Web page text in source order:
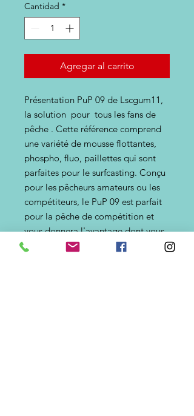
Cantidad *
Agregar al carrito
Présentation PuP 09 de Lscgum11,
la solution pour tous les fans de
pêche . Cette référence comprend
une variété de mousse flottantes,
phospho, fluo, paillettes qui sont
parfaites pour le surfcasting. Conçu
pour les pêcheurs amateurs ou les
compétiteurs, le PuP 09 est parfait
pour la pêche de compétition et
vous donnera l'avantage dont vous
avez besoin pour sortir vainqueur.